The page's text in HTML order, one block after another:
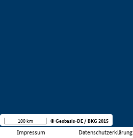
Impressum Datenschutzerklärung
100 km © Geobasis-DE / BKG 2015